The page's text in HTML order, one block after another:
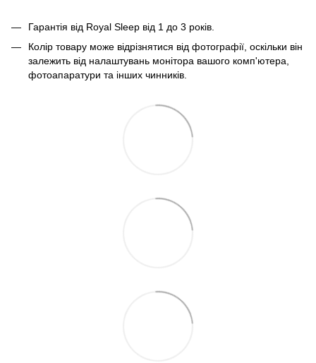
Гарантія від Royal Sleep від 1 до 3 років.
Колір товару може відрізнятися від фотографії, оскільки він
залежить від налаштувань монітора вашого комп'ютера,
фотоапаратури та інших чинників.